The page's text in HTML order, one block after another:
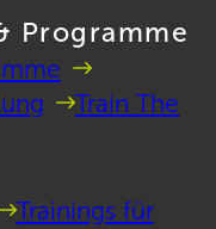
Programme
Train The
Trainings für